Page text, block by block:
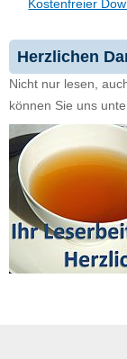
Kostenfreier
Herzlichen
Nicht nur lesen,
können Sie uns